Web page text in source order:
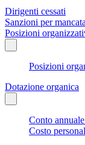
Dirigenti cessati
Sanzioni per
Posizioni
Posizioni
Dotazione organica
Conto
Costo